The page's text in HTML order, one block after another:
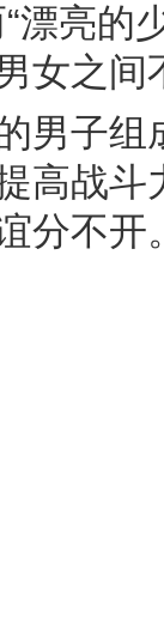
“漂亮的
女之间
男子
高战
分不开